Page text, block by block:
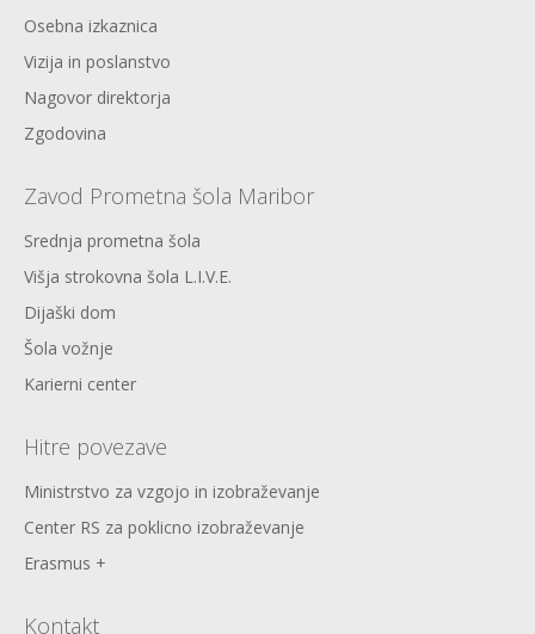
Osebna izkaznica
Vizija in poslanstvo
Nagovor direktorja
Zgodovina
Zavod Prometna šola Maribor
Srednja prometna šola
Višja strokovna šola L.I.V.E.
Dijaški dom
Šola vožnje
Karierni center
Hitre povezave
Ministrstvo za vzgojo in izobraževanje
Center RS za poklicno izobraževanje
Erasmus +
Kontakt